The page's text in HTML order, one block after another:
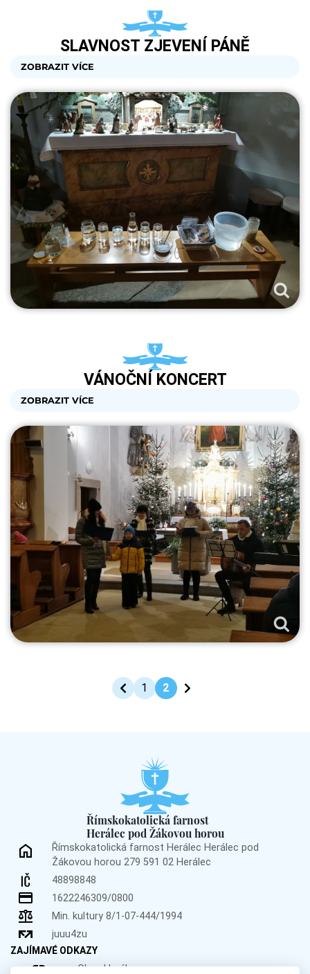
SLAVNOST ZJEVENÍ PÁNĚ
ZOBRAZIT VÍCE
VÁNOČNÍ KONCERT
ZOBRAZIT VÍCE
1 2
Římskokatolická farnost
Herálec pod Žákovou horou
Římskokatolická farnost Herálec Herálec pod
Žákovou horou 279 591 02 Herálec
48898848
1622246309/0800
Min. kultury 8/1-07-444/1994
juuu4zu
ZAJÍMAVÉ ODKAZY
Obec Herálec